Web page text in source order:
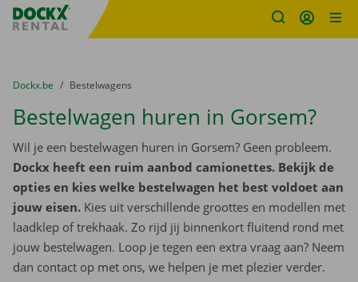
Fratello DEMO
U bevindt zich hier:
van
Dockx.be naar
Bestelwagens
Bestelwagen huren in Gorsem?
Wil je een bestelwagen huren in Gorsem? Geen probleem.
Dockx heeft een ruim aanbod camionettes. Bekijk de
opties en kies welke bestelwagen het best voldoet aan
jouw eisen. Kies uit verschillende groottes en modellen met
laadklep of trekhaak. Zo rijd jij binnenkort fluitend rond met
jouw bestelwagen. Loop je tegen een extra vraag aan? Neem
dan contact op met ons, we helpen je met plezier verder.